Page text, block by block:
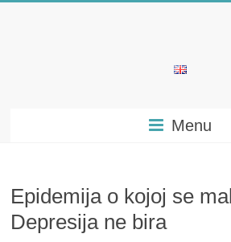
psihijatrije
Menu
Epidemija o kojoj se
Depresija ne bira